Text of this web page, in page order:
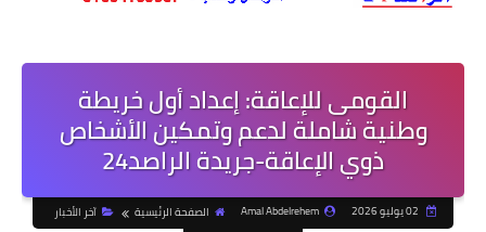
القومى للإعاقة: إعداد أول خريطة
وطنية شاملة لدعم وتمكين الأشخاص
ذوي الإعاقة-جريدة الراصد24
Amal Abdelrehem الصفحة الرئيسية آخر الأخبار